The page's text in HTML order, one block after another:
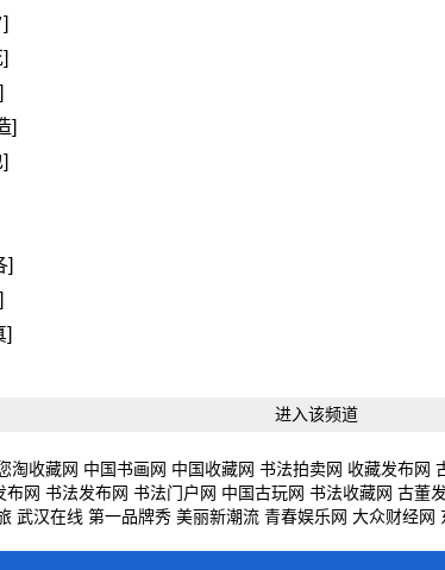
]
]
]
进入该频道
淘收藏网 中国书画网 中国收藏网 书法拍卖网 收藏发布网
布网 书法发布网 书法门户网 中国古玩网 书法收藏网 古董
武汉在线 第一品牌秀 美丽新潮流 青春娱乐网 大众财经网